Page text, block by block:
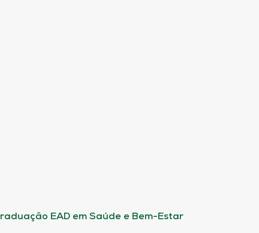
EAD em Saúde e Bem-Estar